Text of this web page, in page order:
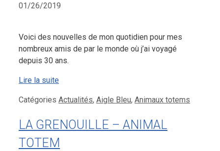
01/26/2019
Voici des nouvelles de mon quotidien pour mes
nombreux amis de par le monde où j’ai voyagé
depuis 30 ans.
Lire la suite
Catégories Actualités, Aigle Bleu, Animaux totems
LA GRENOUILLE – ANIMAL
TOTEM